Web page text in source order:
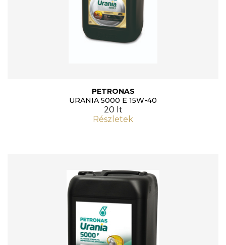
PETRONAS
URANIA 5000 E 15W-40
20 lt
Részletek